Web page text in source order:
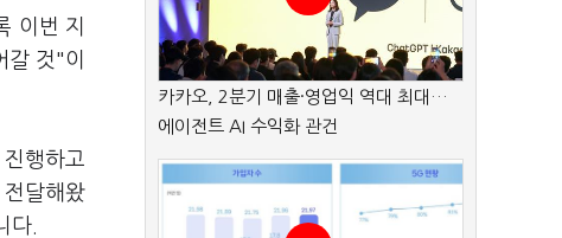
이번 지
것"이
행하고
달해왔
다.
카카오, 2분기 매출·영업익 역대 최대…
에이전트 AI 수익화 관건